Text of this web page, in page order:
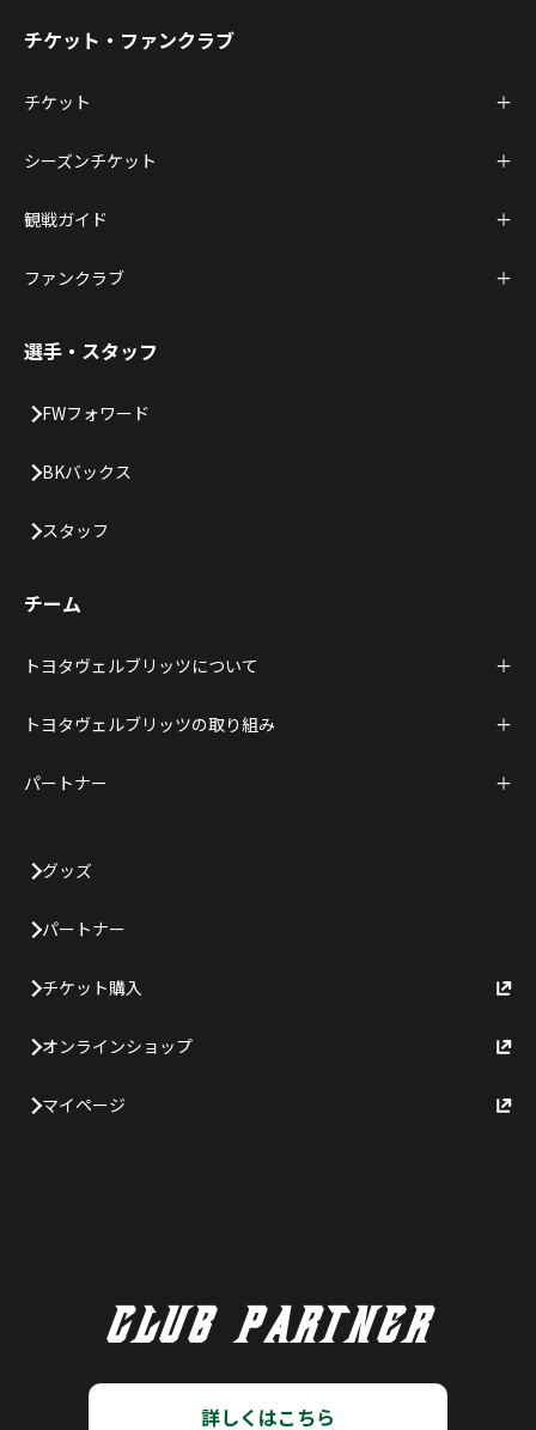
チケット・ファンクラブ
チケット
シーズンチケット
観戦ガイド
ファンクラブ
選手・スタッフ
FWフォワード
BKバックス
スタッフ
チーム
トヨタヴェルブリッツについて
トヨタヴェルブリッツの取り組み
パートナー
グッズ
パートナー
チケット購入
オンラインショップ
マイページ
CLUB PARTNER
詳しくはこちら